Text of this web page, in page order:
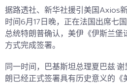
据路透社、新华社援引美国Axios
时间6月17日晚，正在法国出席七
总统特朗普确认，美伊《伊斯兰
方式完成签署。
同一时间，巴基斯坦总理夏巴兹·
朗已经正式签署具有历史意义的